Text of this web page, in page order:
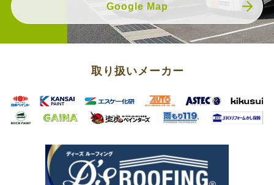
Google Map
取り扱いメーカー